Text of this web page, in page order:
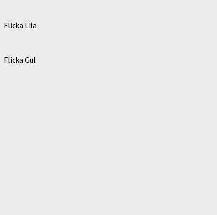
Flicka Lila
Flicka Gul